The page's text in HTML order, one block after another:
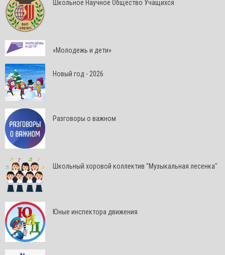
Школьное Научное Общество Учащихся
«Молодежь и дети»
Новый год - 2026
Разговоры о важном
Школьный хоровой коллектив "Музыкальная лесенка"
Юные инспектора движения